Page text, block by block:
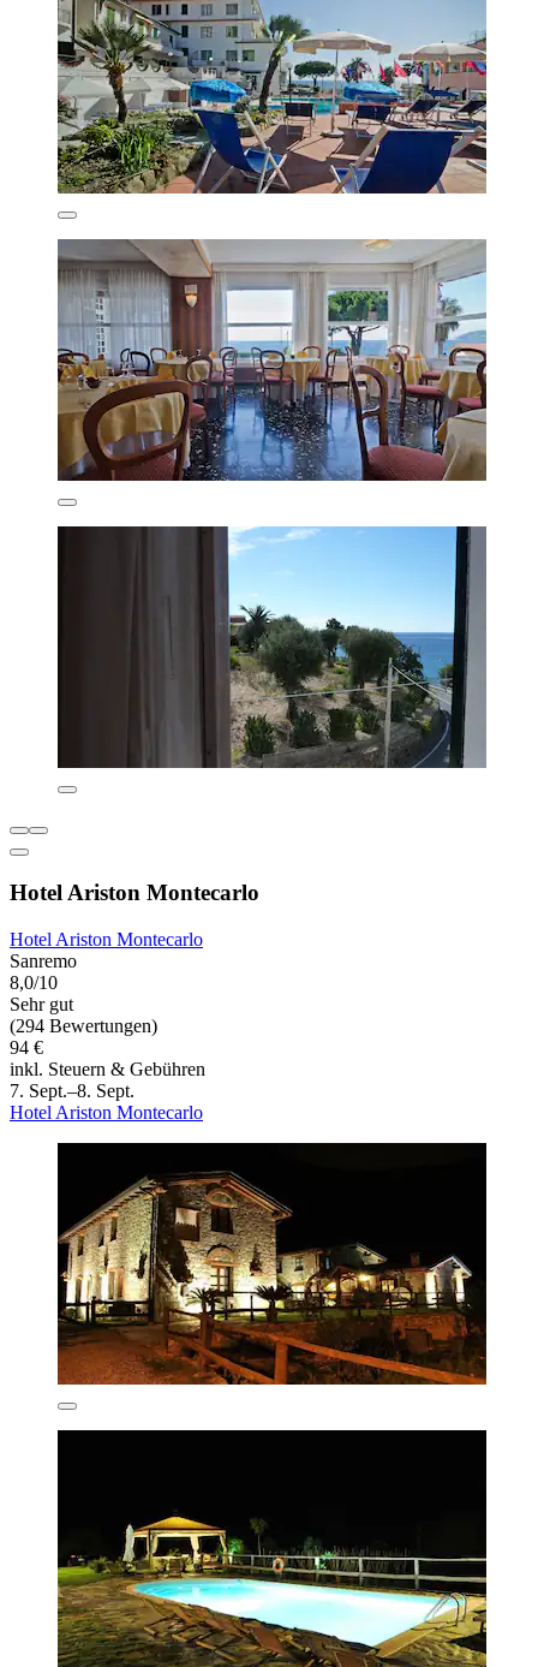
Hotel Ariston Montecarlo
Hotel Ariston Montecarlo
Sanremo
8,0/10
Sehr gut
(294 Bewertungen)
94 €
inkl. Steuern & Gebühren
7. Sept.–8. Sept.
Hotel Ariston Montecarlo